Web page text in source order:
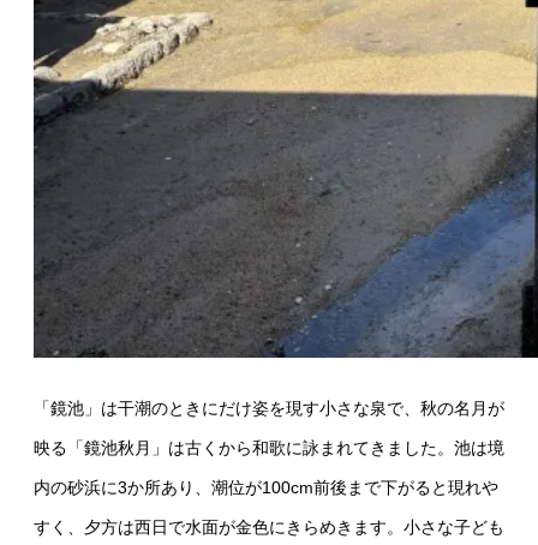
「鏡池」は干潮のときにだけ姿を現す小さな泉で、秋の名月が
映る「鏡池秋月」は古くから和歌に詠まれてきました。池は境
内の砂浜に3か所あり、潮位が100cm前後まで下がると現れや
すく、夕方は西日で水面が金色にきらめきます。小さな子ども